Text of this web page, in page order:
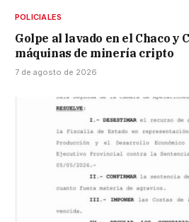
POLICIALES
Golpe al lavado en el Chaco y
máquinas de minería cripto
7 de agosto de 2026